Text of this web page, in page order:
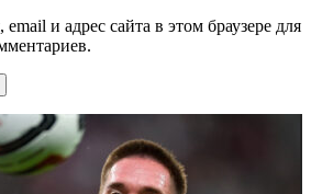
и адрес сайта в этом браузере для